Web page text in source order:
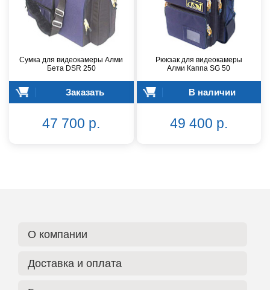
Сумка для видеокамеры Алми
Бета DSR 250
Заказать
47 700 р.
Рюкзак для видеокамеры
Алми Каппа SG 50
В наличии
49 400 р.
О компании
Доставка и оплата